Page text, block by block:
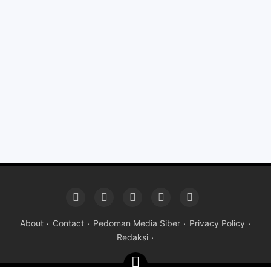
About Contact Pedoman Media Siber
Privacy Policy
Redaksi